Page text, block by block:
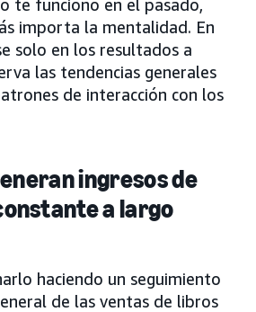
te funcionó en el pasado,
importa la mentalidad. En
solo en los resultados a
las tendencias generales
de interacción con los
ingresos de
a largo
haciendo un seguimiento
de las ventas de libros